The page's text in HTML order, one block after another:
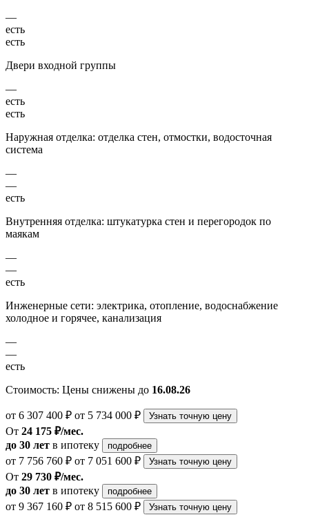
—
есть
есть
Двери входной группы
—
есть
есть
Наружная отделка: отделка стен, отмостки, водосточная
система
—
—
есть
Внутренняя отделка: штукатурка стен и перегородок по
маякам
—
—
есть
Инженерные сети: электрика, отопление, водоснабжение
холодное и горячее, канализация
—
—
есть
Стоимость: Цены снижены до 16.08.26
от 6 307 400 ₽ от 5 734 000 ₽ Узнать точную цену
От 24 175 ₽/мес.
до 30 лет в ипотеку подробнее
от 7 756 760 ₽ от 7 051 600 ₽ Узнать точную цену
От 29 730 ₽/мес.
до 30 лет в ипотеку подробнее
от 9 367 160 ₽ от 8 515 600 ₽ Узнать точную цену